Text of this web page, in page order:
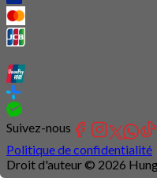
Suivez-nous
Politique de confidentialité
Droit d'auteur © 2026
Connection